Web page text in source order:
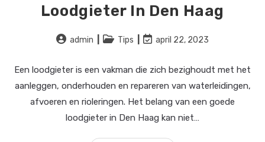
Loodgieter In Den Haag
Bericht
admin Berichtcategorie:
Tips
Laatste
april 22, 2023
Een loodgieter is een vakman die zich bezighoudt met het
aanleggen, onderhouden en repareren van waterleidingen,
afvoeren en rioleringen. Het belang van een goede
loodgieter in Den Haag kan niet…